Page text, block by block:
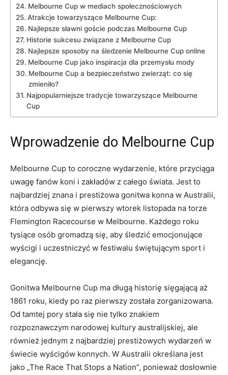
Melbourne⁣ Cup w‍ mediach społecznościowych
Atrakcje towarzyszące Melbourne Cup:
Najlepsze sławni goście podczas Melbourne ⁤Cup
Historie sukcesu związane z Melbourne Cup
Najlepsze sposoby na śledzenie Melbourne Cup⁤ online
Melbourne Cup jako inspiracja dla przemysłu mody
Melbourne Cup a bezpieczeństwo ​zwierząt: ⁣co się
zmieniło?
Najpopularniejsze tradycje towarzyszące Melbourne
Cup
Wprowadzenie do Melbourne Cup
Melbourne Cup to coroczne wydarzenie, ​które ‌przyciąga
uwagę fanów koni i zakładów z ⁤całego świata. ⁢Jest⁤ to
najbardziej znana i prestiżowa gonitwa konna w Australii,
która odbywa się w pierwszy wtorek listopada na torze
Flemington Racecourse‍ w⁣ Melbourne.⁣ Każdego ⁣roku
tysiące osób gromadzą się, aby śledzić emocjonujące
⁢wyścigi i uczestniczyć w ⁢festiwalu świętującym⁣ sport i
elegancję.
Gonitwa Melbourne ‌Cup ma długą historię sięgającą aż
1861 roku,⁢ kiedy po raz pierwszy została zorganizowana.
Od‌ tamtej pory ⁢stała się ​nie ‌tylko znakiem
⁢rozpoznawczym ⁢narodowej kultury australijskiej, ale
również jednym z ​najbardziej prestiżowych wydarzeń w
świecie wyścigów konnych. W Australii określana ‍jest
jako „The Race That Stops a Nation”, ponieważ dosłownie